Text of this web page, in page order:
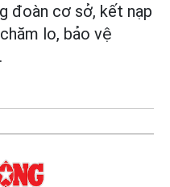
đoàn cơ sở, kết nạp
lo, bảo vệ